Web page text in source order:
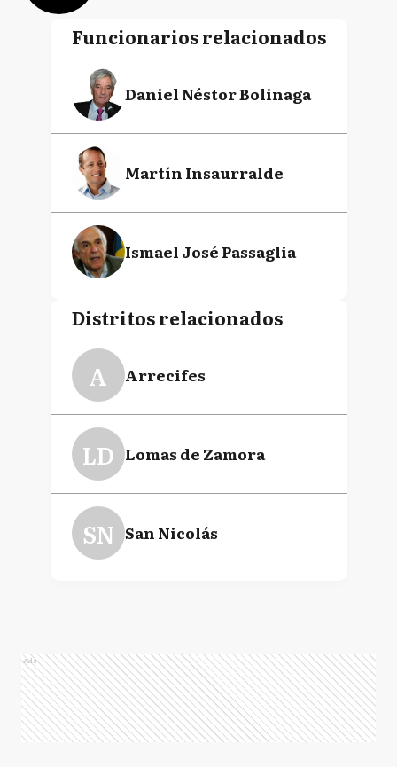
Funcionarios relacionados
Daniel Néstor Bolinaga
Martín Insaurralde
Ismael José Passaglia
Distritos relacionados
A Arrecifes
LD Lomas de Zamora
SN San Nicolás
Ads